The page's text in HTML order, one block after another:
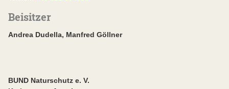
Beisitzer
Andrea Dudella, Manfred Göllner
BUND Naturschutz e. V.